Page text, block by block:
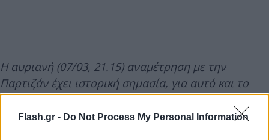
Flash.gr - Do Not Process My Personal Information
Η αυριανή (07/03, 21.15) αναμέτρηση με την
Παρτιζάν έχει ιστορική σημασία, για αυτό και το
ΣΕΦ θα φωταγωγηθεί –τόσο στο εξωτερικό, όσο και
στο εσωτερικό του- με τα «ερυθρόλευκα» χρώματα!